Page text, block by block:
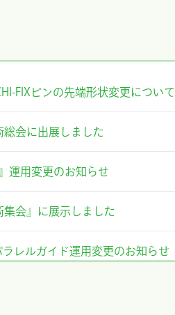
FIXピンの先端形状変更について
会に出展しました
運用変更のお知らせ
集会』に展示しました
ラレルガイド運用変更のお知らせ